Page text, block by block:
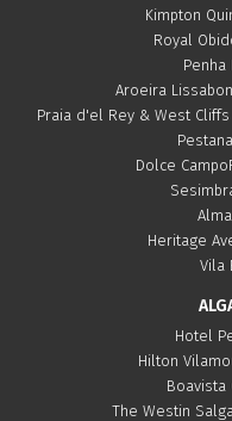
Kimpton
Royal
Aroeira
Praia d'el Rey & West
Dolce
Heritage
Vila
Hotel
Hilton
Boavista
The Westin